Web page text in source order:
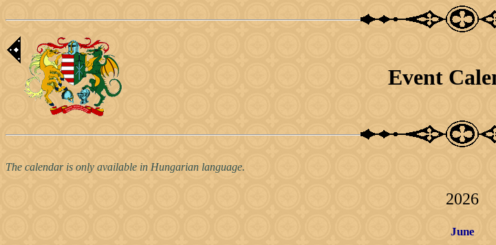
Event
The calendar is only available in Hungarian language.
2026
June